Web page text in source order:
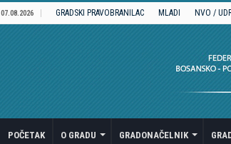
07.08.2026 GRADSKI PRAVOBRANILAC MLADI NVO /
POČETAK O GRADU GRADONAČELNIK